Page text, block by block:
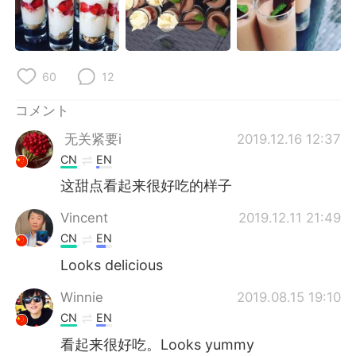
Deutsch 한국어
Русский ไทย
Indonesia
Português
60 12
コメント
无关紧要i
2019.12.16 12:37
CN EN
这甜点看起来很好吃的样子
Vincent 2019.12.11 21:49
CN EN
Looks delicious
Winnie 2019.08.15 19:10
CN EN
看起来很好吃。Looks yummy